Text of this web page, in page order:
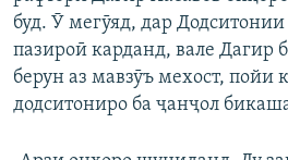
буд. Ӯ мегӯяд, дар Додситонии
пазироӣ карданд, вале Дагир
берун аз мавзӯъ мехост, пойи
додситониро ба ҷанҷол